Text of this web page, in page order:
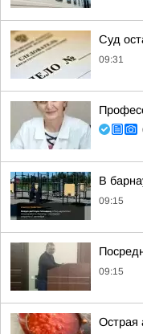
Суд
09:31
В
09:15
09:15
Острая